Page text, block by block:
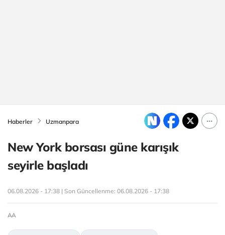
Haberler Uzmanpara
New York borsası güne karışık
seyirle başladı
06.08.2026 - 17:38 | Son Güncellenme: 06.08.2026 - 17:38
AA